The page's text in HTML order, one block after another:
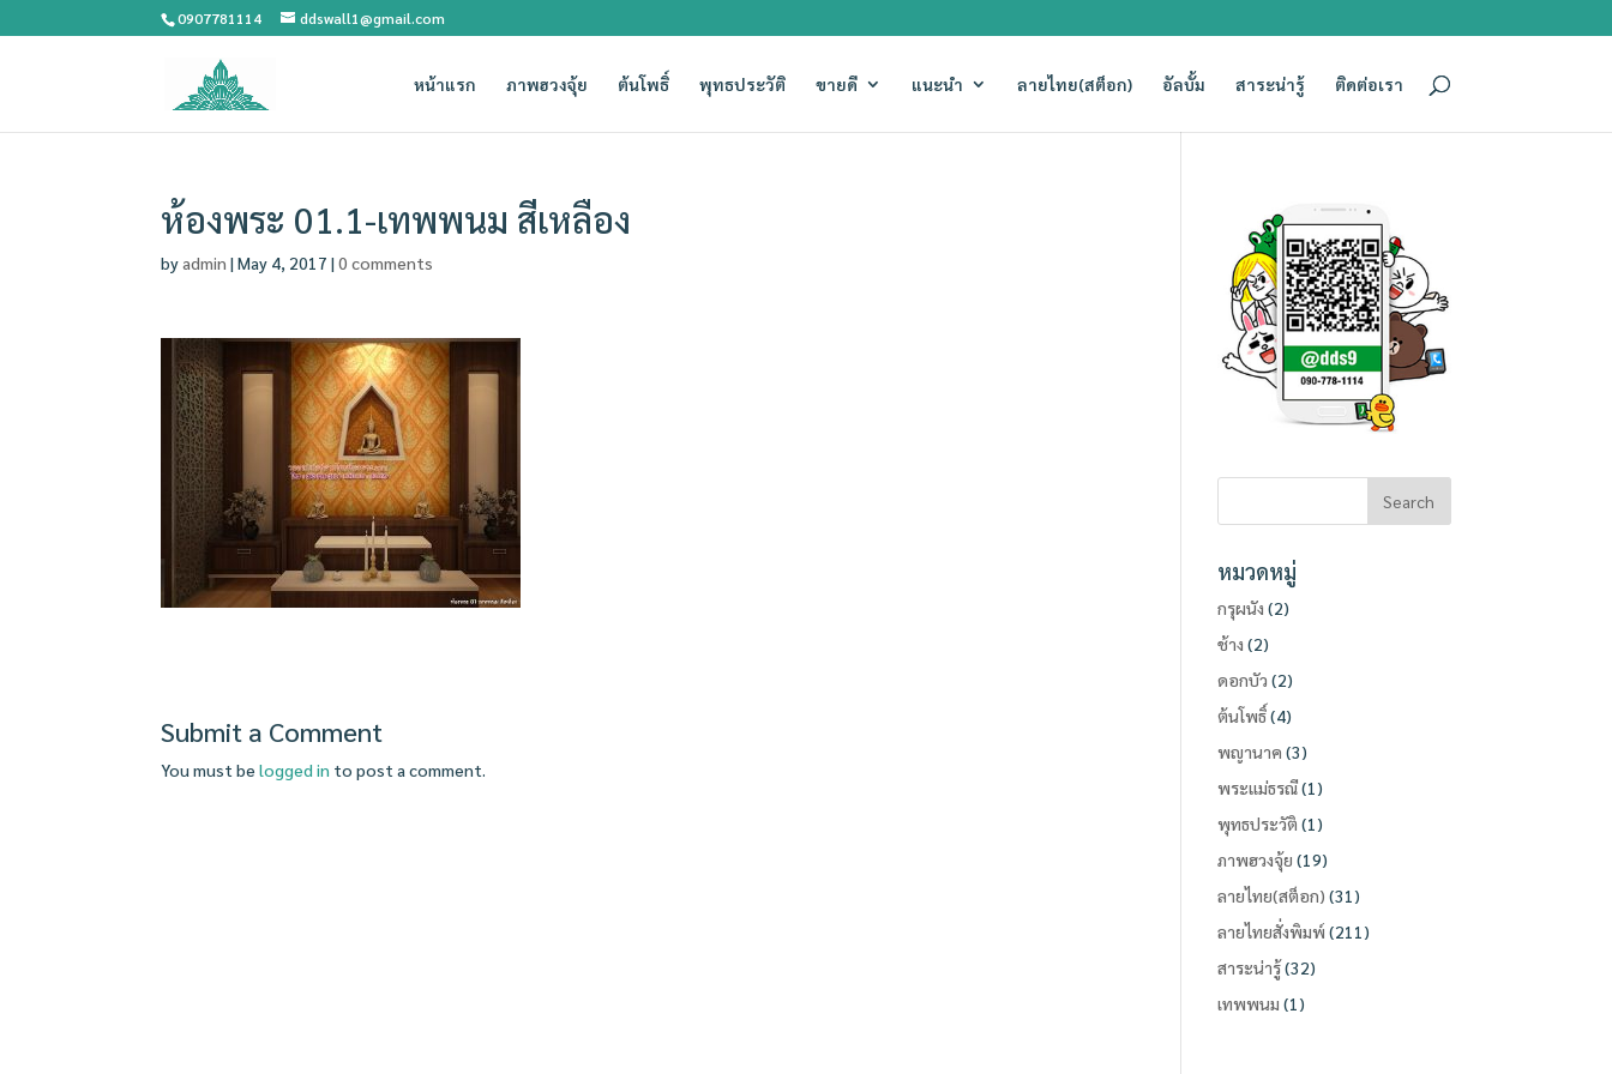
0907781114 ddswall1@gmail.com
หน้าแรก ภาพฮวงจุ้ย ต้นโพธิ์ พุทธประวัติ ขายดี แนะนำ ลายไทย(สต็อก) อัลบั้ม สาระน่ารู้ ติดต่อเรา
ห้องพระ 01.1-เทพพนม สีเหลือง
byadmin |May 4, 2017 |0 comments
Submit a Comment
You must belogged in to post a comment.
หมวดหมู่
กรุผนัง (2)
ช้าง (2)
ดอกบัว (2)
ต้นโพธิ์(4)
พญานาค (3)
พระแม่ธรณี(1)
พุทธประวัติ (1)
ภาพฮวงจุ้ย (19)
ลายไทย(สต็อก) (31)
ลายไทยสั่งพิมพ์ (211)
สาระน่ารู้(32)
เทพพนม (1)